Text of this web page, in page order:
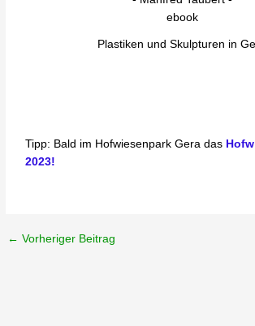
Plastiken und Skulpturen in
Tipp: Bald im Hofwiesenpark Gera das
2023!
← Vorheriger Beitrag